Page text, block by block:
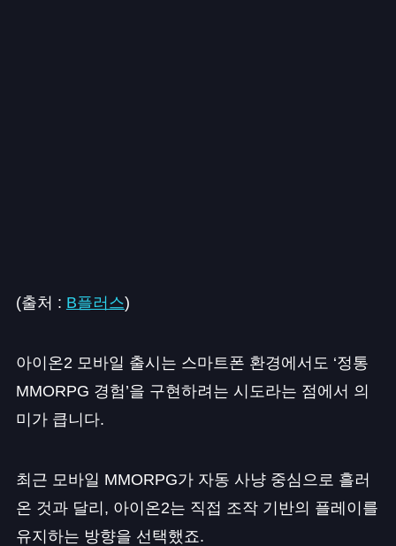
(출처 : B플러스)
아이온2 모바일 출시는 스마트폰 환경에서도 ‘정통
MMORPG 경험’을 구현하려는 시도라는 점에서 의
미가 큽니다.
최근 모바일 MMORPG가 자동 사냥 중심으로 흘러
온 것과 달리, 아이온2는 직접 조작 기반의 플레이를
유지하는 방향을 선택했죠.